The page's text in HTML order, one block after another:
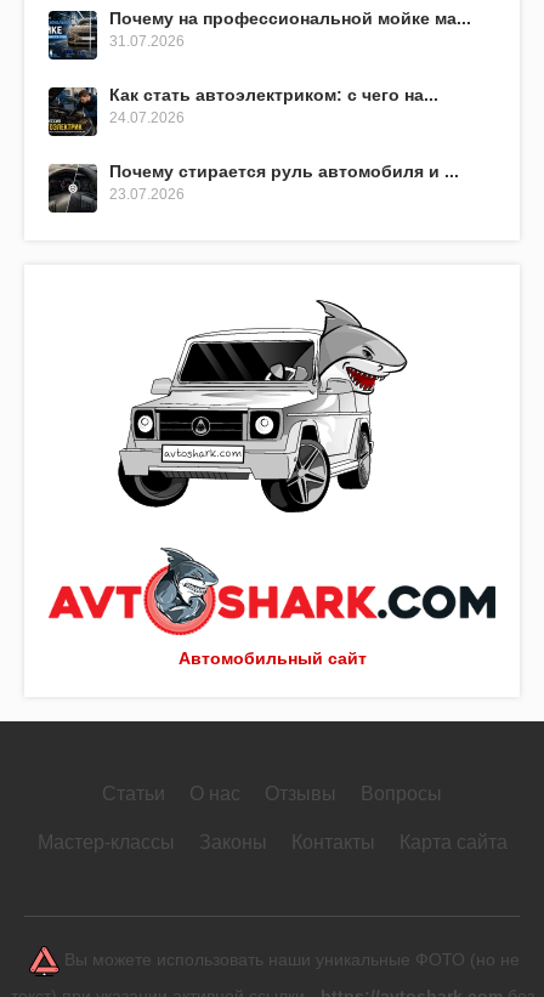
Автомобильный сайт
Почему на профессиональной мойке ма...
31.07.2026
Как стать автоэлектриком: с чего на...
24.07.2026
Почему стирается руль автомобиля и ...
23.07.2026
Статьи О нас Отзывы Вопросы
Мастер-классы Законы Контакты Карта сайта
Вы можете использовать наши уникальные ФОТО (но не